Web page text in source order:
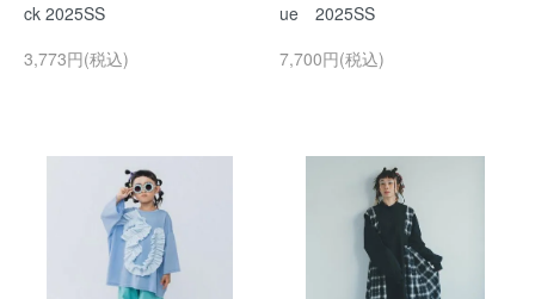
ck 2025SS
3,773円(税込)
ue 2025SS
7,700円(税込)